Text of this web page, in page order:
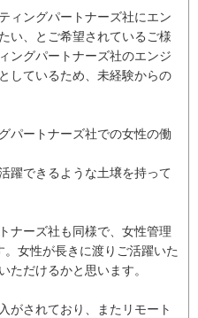
ィングパートナーズ社にエン
い、とご希望されているご様
ングパートナーズ社のエンジ
しているため、未経験からの
パートナーズ社での女性の働
躍できるような土壌を持って
ナーズ社も同様で、女性管理
女性が長きに渡りご活躍いた
ただけるかと思います。
がされており、またリモート